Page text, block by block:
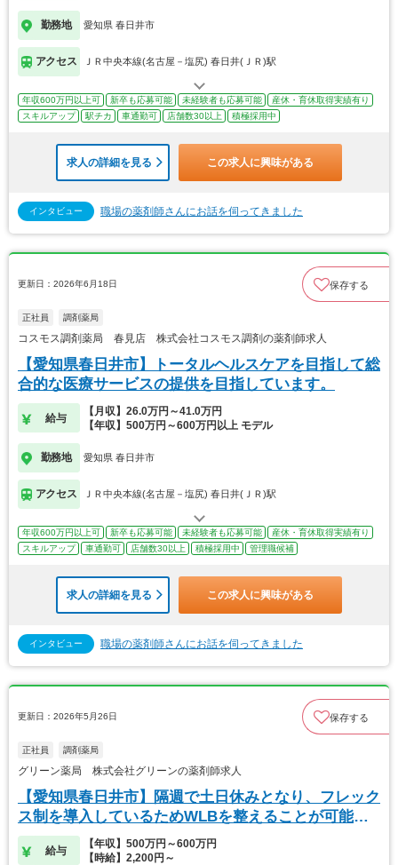
勤務地 愛知県 春日井市
アクセス ＪＲ中央本線(名古屋－塩尻) 春日井(ＪＲ)駅
年収600万円以上可 新卒も応募可能 未経験者も応募可能
産休・育休取得実績有り
スキルアップ
駅チカ 車通勤可 店舗数30以上 積極採用中
求人の詳細を見る この求人に興味がある
インタビュー 職場の薬剤師さんにお話を伺ってきました
更新日：2026年6月18日 保存する
正社員 調剤薬局
コスモス調剤薬局 春見店 株式会社コスモス調剤の薬剤師求人
【愛知県春日井市】トータルヘルスケアを目指して総
合的な医療サービスの提供を目指しています。
給与
【月収】26.0万円～41.0万円
【年収】500万円～600万円以上 モデル
勤務地 愛知県 春日井市
アクセス ＪＲ中央本線(名古屋－塩尻) 春日井(ＪＲ)駅
年収600万円以上可 新卒も応募可能 未経験者も応募可能
産休・育休取得実績有り
スキルアップ
車通勤可 店舗数30以上 積極採用中 管理職候補
求人の詳細を見る この求人に興味がある
インタビュー 職場の薬剤師さんにお話を伺ってきました
更新日：2026年5月26日 保存する
正社員 調剤薬局
グリーン薬局 株式会社グリーンの薬剤師求人
【愛知県春日井市】隔週で土日休みとなり、フレック
ス制を導入しているためWLBを整えることが可能で
す
給与
【年収】500万円～600万円
【時給】2,200円～